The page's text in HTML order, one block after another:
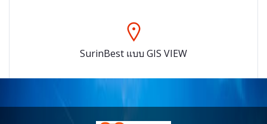
SurinBest แบบ GIS VIEW